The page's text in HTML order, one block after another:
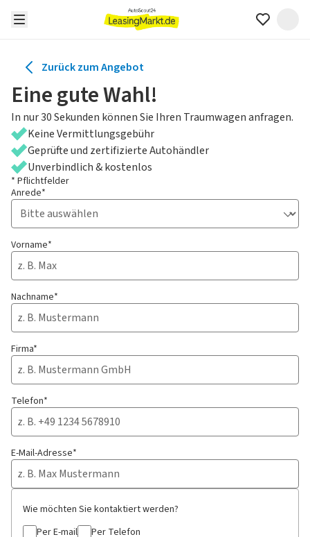
Zurück zum Angebot
Eine gute Wahl!
In nur 30 Sekunden können Sie Ihren Traumwagen anfragen.
Keine Vermittlungsgebühr
Geprüfte und zertifizierte Autohändler
Unverbindlich & kostenlos
* Pflichtfelder
Anrede*
Vorname*
Nachname*
Firma*
Telefon*
E-Mail-Adresse*
Wie möchten Sie kontaktiert werden?
Per E-mail
Per Telefon